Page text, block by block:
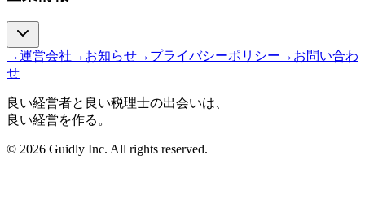
→運営会社 → お知らせ→ プライバシーポリシー → お問い合わ
せ
良い経営者と良い税理士の出会いは、
良い経営を作る。
© 2026 Guidly Inc. All rights reserved.